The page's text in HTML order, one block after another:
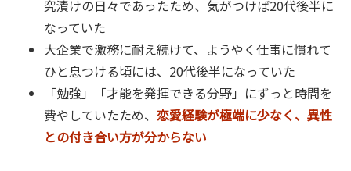
究漬けの日々であったため、気がつけば20代後半に
なっていた
大企業で激務に耐え続けて、ようやく仕事に慣れて
ひと息つける頃には、20代後半になっていた
「勉強」「才能を発揮できる分野」にずっと時間を
費やしていたため、 恋愛経験が極端に少なく、異性
との付き合い方が分からない